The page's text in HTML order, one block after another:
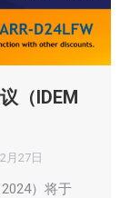
（IDEM
月27日
）将于